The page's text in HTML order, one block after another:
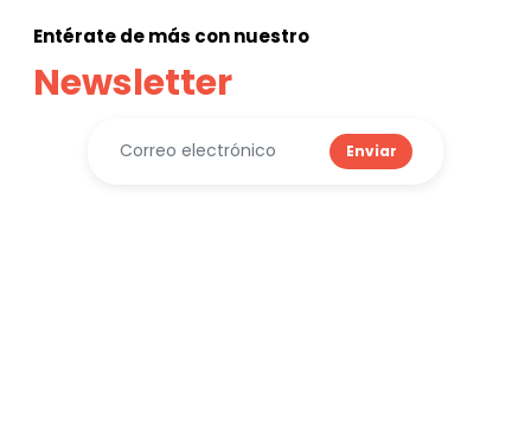
Entérate de más con nuestro
Newsletter
Enviar